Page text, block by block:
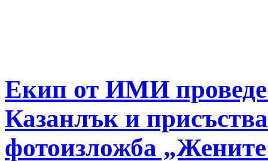
Екип от ИМИ проведе
Казанлък и
фотоизложба